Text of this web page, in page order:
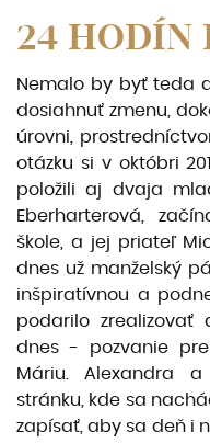
24 HODÍN
Nemalo by byť teda
dosiahnuť zmenu,
úrovni,
otázku si v októbri
položili aj dvaja
Eberharterová,
škole, a jej priateľ
dnes už manželský
inšpiratívnou a
podarilo
dnes - pozvanie
Máriu. Alexandra
stránku, kde sa
zapísať, aby sa deň i